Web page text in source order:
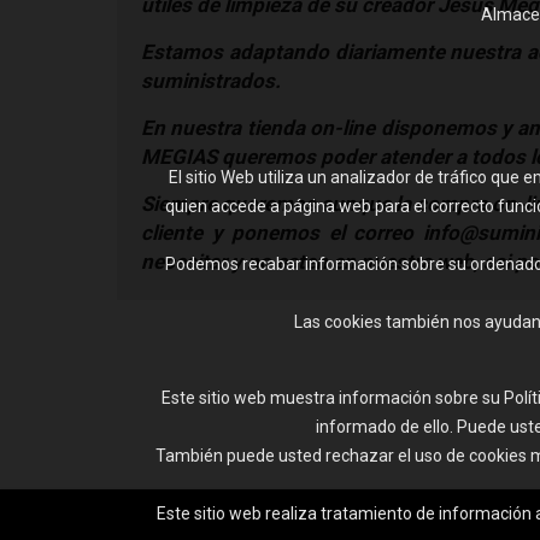
útiles de limpieza de su creador Jesús
Estamos adaptando diariamente nuestra
suministrados.
En nuestra tienda on-line disponemos y
MEGIAS queremos poder atender a
Siempre queremos aunque la compra
cliente y ponemos el correo
necesitar y no esten en nuestra web, asi
El sitio Web utiliza un analizador de tráfico que
quien accede a página web para el correcto
Podemos recabar información sobre su
Las cookies también nos
Este sitio web muestra información sobre su
informado de ello. Puede
También puede usted rechazar el uso de cookies
Este sitio web realiza tratamiento de información